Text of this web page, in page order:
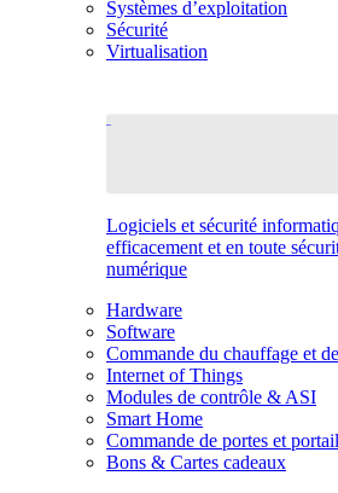
Systèmes d’exploitation
Sécurité
Virtualisation
Logiciels et sécurité
efficacement et en toute
numérique
Hardware
Software
Commande du chauffage et
Internet of Things
Modules de contrôle & ASI
Smart Home
Commande de portes et
Bons & Cartes cadeaux